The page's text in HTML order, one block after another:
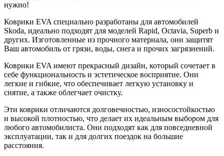
нужно!
Коврики EVA специально разработаны для автомобилей
Skoda, идеально подходят для моделей Rapid, Octavia, Superb и
других. Изготовленные из прочного материала, они защитят
Ваш автомобиль от грязи, воды, снега и прочих загрязнений.
Коврики EVA имеют прекрасный дизайн, который сочетает в
себе функциональность и эстетическое восприятие. Они
легкие и гибкие, что обеспечивает легкую установку и
снятие, а также облегчает очистку.
Эти коврики отличаются долговечностью, износостойкостью
и высокой плотностью, что делает их идеальным выбором для
любого автомобилиста. Они подходят как для повседневной
эксплуатации, так и для долгих поездок на большие
расстояния.